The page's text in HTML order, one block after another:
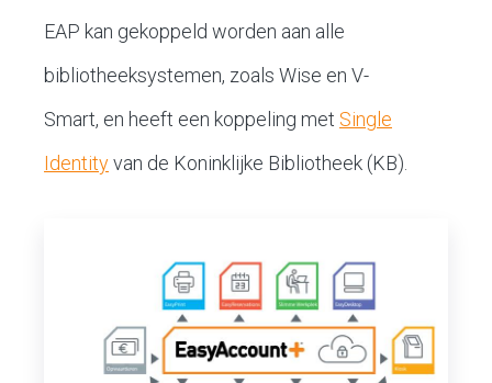
EAP kan gekoppeld worden aan alle
bibliotheeksystemen, zoals Wise en V-
Smart, en heeft een koppeling met Single
Identityvan de Koninklijke Bibliotheek (KB).